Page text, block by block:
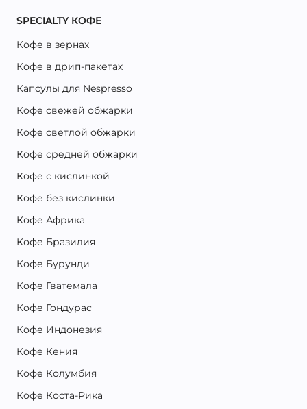
SPECIALTY КОФЕ
Кофе в зернах
Кофе в дрип-пакетах
Капсулы для Nespresso
Кофе свежей обжарки
Кофе светлой обжарки
Кофе средней обжарки
Кофе с кислинкой
Кофе без кислинки
Кофе Африка
Кофе Бразилия
Кофе Бурунди
Кофе Гватемала
Кофе Гондурас
Кофе Индонезия
Кофе Кения
Кофе Колумбия
Кофе Коста-Рика